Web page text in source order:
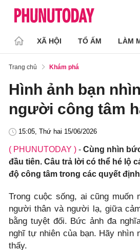
XÃ HỘI TỔ ẤM LÀM
Trang chủ Khám phá
Hình ảnh bạn
người công tâm
15:05, Thứ hai 15/06/2026
( PHUNUTODAY ) - Cùng nhìn
đầu tiên. Câu trả lời có thể hé lộ
độ công tâm trong các quyết
Trong cuộc sống, ai cũng
người thân và người lạ, giữa
bằng tuyệt đối. Bức ảnh đa
nghĩ tự nhiên của bạn. Hãy nhìn
thấy.